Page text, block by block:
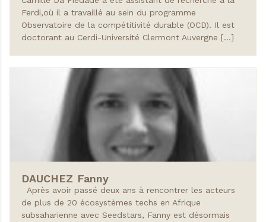
Ferdi,où il a travaillé au sein du programme
Observatoire de la compétitivité durable (OCD). Il est
doctorant au Cerdi-Université Clermont Auvergne […]
DAUCHEZ Fanny
Après avoir passé deux ans à rencontrer les acteurs
de plus de 20 écosystèmes techs en Afrique
subsaharienne avec Seedstars, Fanny est désormais